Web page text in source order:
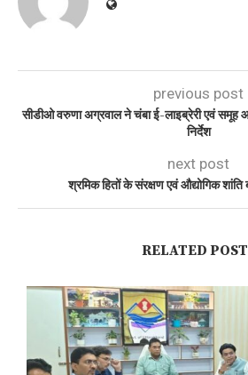
previous post
सीडीओ वरुणा अग्रवाल ने चंबा ई-लाइब्रेरी एवं समूह
निर्देश
next post
श्रमिक हितों के संरक्षण एवं औद्योगिक
RELATED